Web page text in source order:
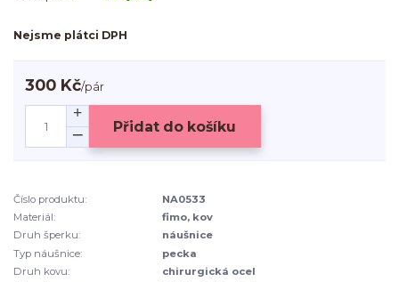
Nejsme plátci DPH
300 Kč/pár
Přidat do košíku
Číslo produktu:
NA0533
Materiál:
fimo, kov
Druh šperku:
náušnice
Typ náušnice:
pecka
Druh kovu:
chirurgická ocel